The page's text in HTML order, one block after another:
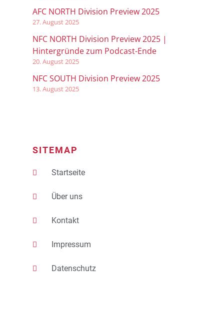
AFC NORTH Division Preview 2025
27. August 2025
NFC NORTH Division Preview 2025 |
Hintergründe zum Podcast-Ende
20. August 2025
NFC SOUTH Division Preview 2025
13. August 2025
SITEMAP
Startseite
Über uns
Kontakt
Impressum
Datenschutz